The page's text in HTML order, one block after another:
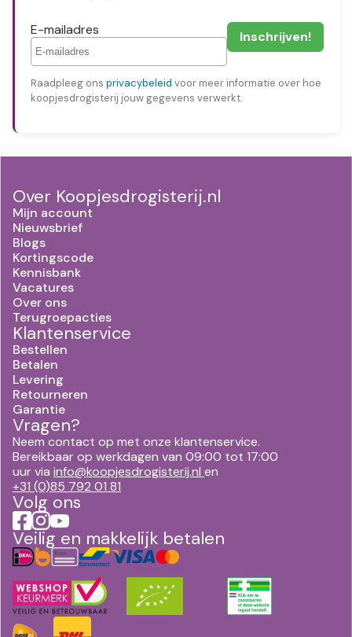
E-mailadres
Raadpleeg ons privacybeleid voor meer informatie over hoe
koopjesdrogisterij jouw gegevens verwerkt.
Over Koopjesdrogisterij.nl
Mijn account
Nieuwsbrief
Blogs
Kortingscode
Kennisbank
Vacatures
Over ons
Terugroepacties
Klantenservice
Bestellen
Betalen
Levering
Retourneren
Garantie
Vragen?
Neem contact op met onze klantenservice.
Bereikbaar op werkdagen van 09:00 tot 17:00
uur via info@koopjesdrogisterij.nl en
+31 (0)85 792 01 81
Volg ons
Veilig en makkelijk betalen